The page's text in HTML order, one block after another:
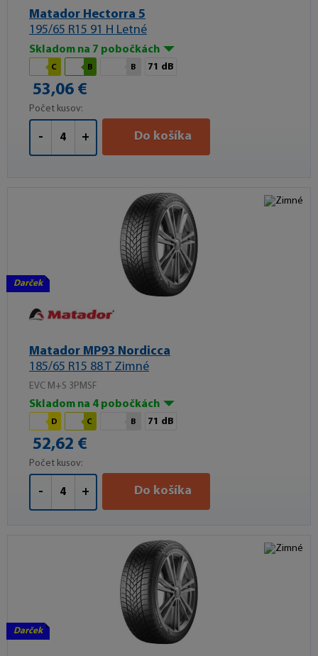
Matador Hectorra 5
195/65 R15 91 H Letné
Skladom na 7 pobočkách
C B B 71 dB
53,06 €
Počet kusov:
- + Do košíka
Darček
Matador MP93 Nordicca
185/65 R15 88 T Zimné
EVC M+S 3PMSF
Skladom na 4 pobočkách
D C B 71 dB
52,62 €
Počet kusov:
- + Do košíka
Darček